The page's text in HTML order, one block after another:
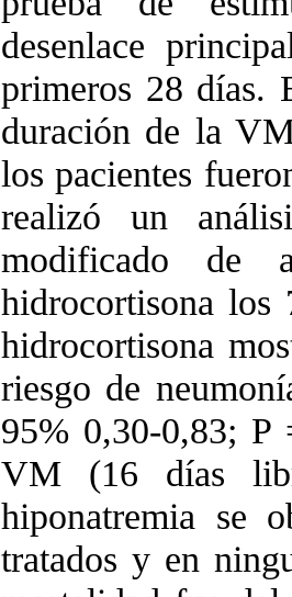
desenlace
primeros 28 días.
duración de la
los pacientes
realizó un
modificado de
hidrocortisona los
hidrocortisona
riesgo de
95% 0,30-0,83; P
VM (16 días
hiponatremia se
tratados y en